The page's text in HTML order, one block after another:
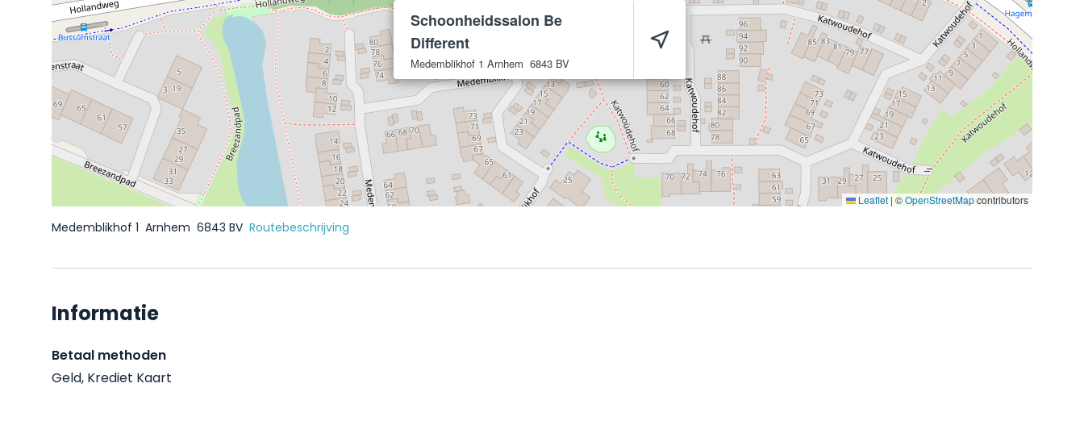
Schoonheidssalon Be
Different
Medemblikhof 1 Arnhem 6843 BV
Leaflet | ©OpenStreetMapcontributors
Medemblikhof 1 Arnhem 6843 BV Routebeschrijving
Informatie
Betaal methoden
Geld, Krediet Kaart